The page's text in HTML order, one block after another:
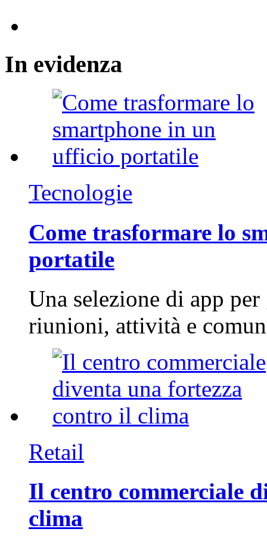
In evidenza
Tecnologie
Come trasformare lo
portatile
Una selezione di app
riunioni, attività e
Retail
Il centro commerciale
clima